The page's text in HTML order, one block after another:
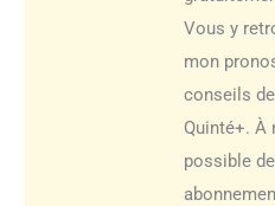
Vous y
mon
conseils
Quinté+. À
possible